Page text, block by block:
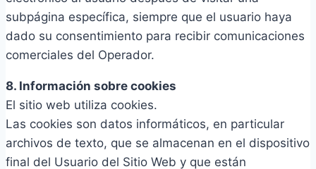
subpágina específica, siempre que el usuario haya
dado su consentimiento para recibir comunicaciones
comerciales del Operador.
8. Información sobre cookies
El sitio web utiliza cookies.
Las cookies son datos informáticos, en particular
archivos de texto, que se almacenan en el dispositivo
final del Usuario del Sitio Web y que están